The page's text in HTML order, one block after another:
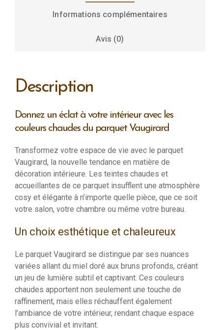
Informations complémentaires
Avis (0)
Description
Donnez un éclat à votre intérieur avec les
couleurs chaudes du parquet Vaugirard
Transformez votre espace de vie avec le parquet
Vaugirard, la nouvelle tendance en matière de
décoration intérieure. Les teintes chaudes et
accueillantes de ce parquet insufflent une atmosphère
cosy et élégante à n’importe quelle pièce, que ce soit
votre salon, votre chambre ou même votre bureau.
Un choix esthétique et chaleureux
Le parquet Vaugirard se distingue par ses nuances
variées allant du miel doré aux bruns profonds, créant
un jeu de lumière subtil et captivant. Ces couleurs
chaudes apportent non seulement une touche de
raffinement, mais elles réchauffent également
l’ambiance de votre intérieur, rendant chaque espace
plus convivial et invitant.